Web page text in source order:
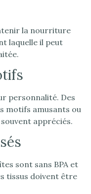
la nourriture
laquelle il peut
personnalité. Des
motifs amusants ou
appréciés.
sont sans BPA et
tissus doivent être